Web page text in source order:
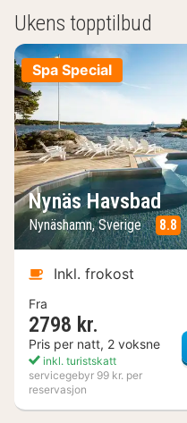
Ukens topptilbud
Spa Special
Nynäs Havsbad
Nynäshamn, Sverige 8.8
Inkl. frokost
Fra
2798 kr.
Pris per natt, 2 voksne
inkl. turistskatt
servicegebyr 99 kr. per
reservasjon